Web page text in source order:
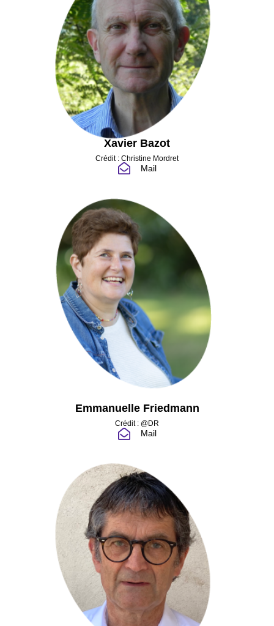
Xavier Bazot
Crédit : Christine Mordret
Mail
Emmanuelle Friedmann
Crédit : @DR
Mail